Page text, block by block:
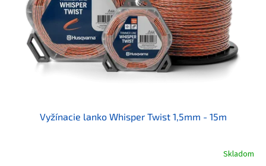
Vyžínacie lanko Whisper Twist 1,5mm - 15m
Skladom